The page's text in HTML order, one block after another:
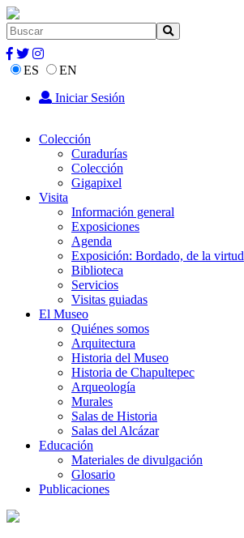
ES
EN
Iniciar Sesión
Colección
Curadurías
Colección
Gigapixel
Visita
Información general
Exposiciones
Agenda
Exposición: Bordado, de la virtud
Biblioteca
Servicios
Visitas guiadas
El Museo
Quiénes somos
Arquitectura
Historia del Museo
Historia de Chapultepec
Arqueología
Murales
Salas de Historia
Salas del Alcázar
Educación
Materiales de divulgación
Glosario
Publicaciones